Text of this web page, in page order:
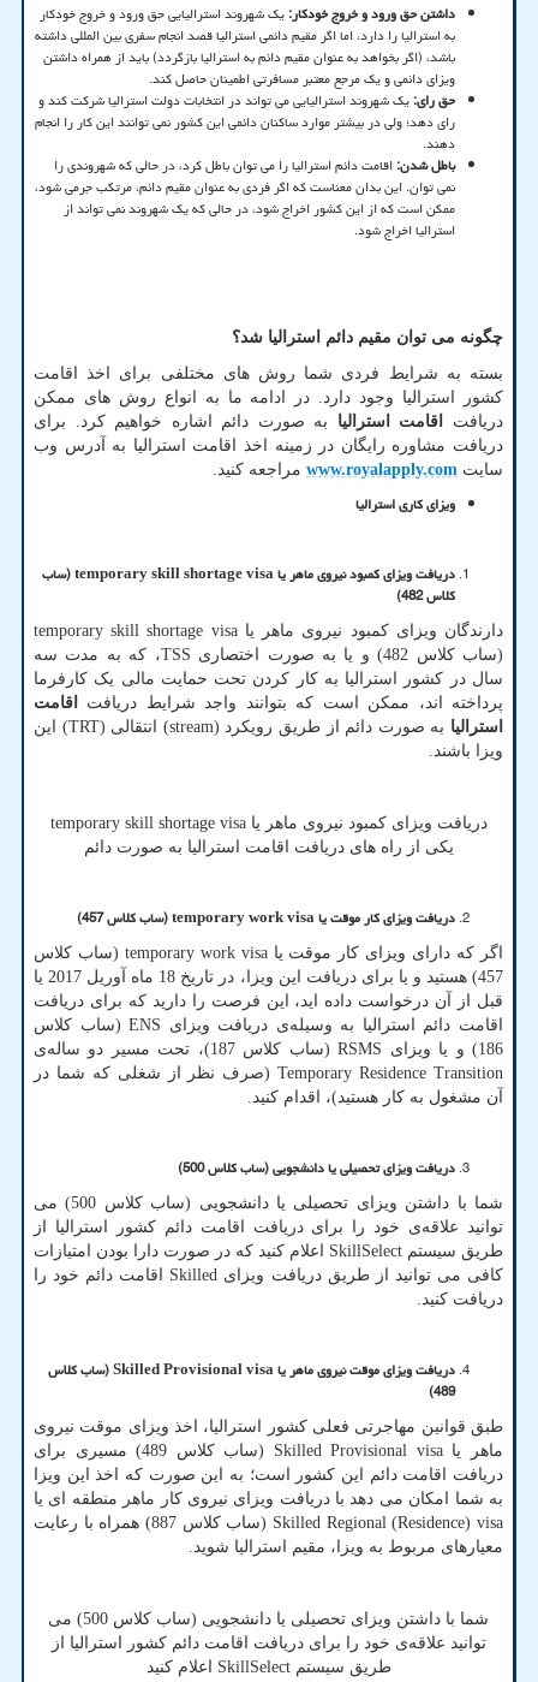
داشتن حق ورود و خروج خودکار:یک شهروند استرالیایی حق ورود و خروج خودکار
به استرالیا را دارد، اما اگر مقیم دائمی استرالیا قصد انجام سفری بین المللی داشته
باشد، (اگر بخواهد به عنوان مقیم دائم به استرالیا بازگردد) باید از همراه داشتن
ویزای دائمی و یک مرجع معتبر مسافرتی اطمینان حاصل کند.
حق رای:یک شهروند استرالیایی می تواند در انتخابات دولت استرالیا شرکت کند و
رای دهد؛ ولی در بیشتر موارد ساکنان دائمی این کشور نمی توانند این کار را انجام
دهند.
باطل شدن:اقامت دائم استرالیا را می توان باطل کرد، در حالی که شهروندی را
نمی توان. این بدان معناست که اگر فردی به عنوان مقیم دائم، مرتکب جرمی شود،
ممکن است که از این کشور اخراج شود، در حالی که یک شهروند نمی تواند از
استرالیا اخراج شود.
چگونه می توان مقیم دائم استرالیا شد؟
بسته به شرایط فردی شما روش های مختلفی برای اخذ اقامت
کشور استرالیا وجود دارد. در ادامه ما به انواع روش های ممکن
دریافت
اقامت استرالیا به صورت دائم اشاره خواهیم کرد. برای
دریافت مشاوره رایگان در زمینه اخذ اقامت استرالیا به آدرس وب
سایت www.royalapply.com مراجعه کنید.
ویزای کاری استرالیا
دریافت ویزای کمبود نیروی ماهر یاtemporary skill shortage visa(ساب
کلاس 482)
دارندگان ویزای کمبود نیروی ماهر یاtemporary skill shortage visa
(ساب کلاس 482) و یا به صورت اختصاری
TSS، که به مدت سه
سال در کشور استرالیا به کار کردن تحت حمایت مالی یک کارفرما
پرداخته اند، ممکن است که بتوانند واجد شرایط دریافت
اقامت
استرالیا به صورت دائم از طریق رویکرد (stream) انتقالی (TRT) این
ویزا باشند.
دریافت ویزای کمبود نیروی ماهر یاtemporary skill shortage visa
یکی از راه های دریافت اقامت استرالیا به صورت دائم
دریافت ویزای کار موقت یاtemporary work visa(ساب کلاس 457)
اگر که دارای ویزای کار موقت یاtemporary work visa (ساب کلاس
457) هستید و یا برای دریافت این ویزا، در تاریخ 18 ماه آوریل 2017 یا
قبل از آن درخواست داده اید، این فرصت را دارید که برای دریافت
اقامت دائم استرالیا به وسیله‌ی دریافت ویزای ENS(ساب کلاس
186) و یا ویزای
RSMS(ساب کلاس 187)، تحت مسیر دو ساله‌ی
Temporary Residence Transition(صرف نظر از شغلی که شما در
آن مشغول به کار هستید)، اقدام کنید.
دریافت ویزای تحصیلی یا دانشجویی (ساب کلاس 500)
شما با داشتن ویزای تحصیلی یا دانشجویی (ساب کلاس 500) می
توانید علاقه‌ی خود را برای دریافت اقامت دائم کشور استرالیا از
طریق سیستم SkillSelect اعلام کنید که در صورت دارا بودن امتیازات
کافی می توانید از طریق دریافت ویزای Skilled اقامت دائم خود را
دریافت کنید.
دریافت ویزای موقت نیروی ماهر یاSkilled Provisional visa(ساب کلاس
489)
طبق قوانین مهاجرتی فعلی کشور استرالیا، اخذ ویزای موقت نیروی
ماهر یاSkilled Provisional visa
(ساب کلاس 489) مسیری برای
دریافت اقامت دائم این کشور است؛ به این صورت که اخذ این ویزا
به شما امکان می دهد با دریافت ویزای نیروی کار ماهر منطقه ای یا
Skilled Regional (Residence) visa
(ساب کلاس 887) همراه با رعایت
معیارهای مربوط به ویزا، مقیم استرالیا شوید.
شما با داشتن ویزای تحصیلی یا دانشجویی (ساب کلاس 500) می
توانید علاقه‌ی خود را برای دریافت اقامت دائم کشور استرالیا از
طریق سیستمSkillSelect اعلام کنید